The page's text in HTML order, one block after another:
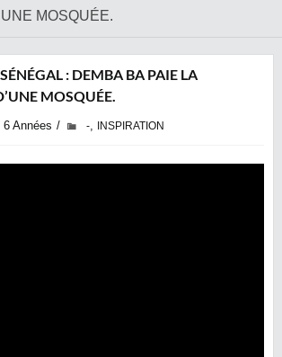
MOSQUÉE.
: DEMBA BA PAIE LA
MOSQUÉE.
6 Années -, INSPIRATION